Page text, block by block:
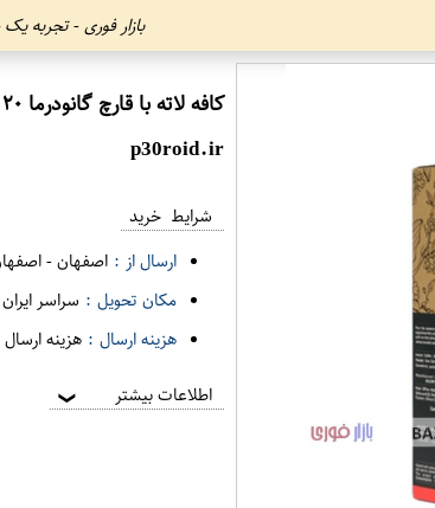
بازار فوری - تجربه
کافه لاته با قارچ گانودرما ۲۰ عددی
p30roid.ir
شرایط خرید
ارسال از : اصفهان-
مکان تحویل : سراسر
هزینه ارسال : هزینه
اطلاعات بیشتر ❯